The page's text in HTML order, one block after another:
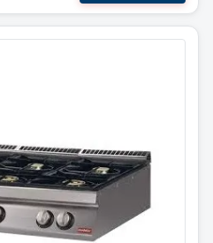
Gass koketopp
6 bluss